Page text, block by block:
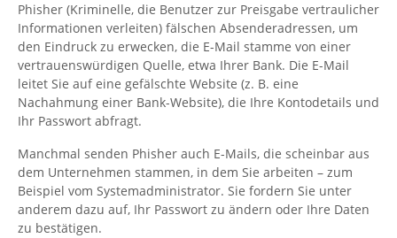
Phisher (Kriminelle, die Benutzer zur Preisgabe vertraulicher
Informationen verleiten) fälschen Absenderadressen, um
den Eindruck zu erwecken, die E-Mail stamme von einer
vertrauenswürdigen Quelle, etwa Ihrer Bank. Die E-Mail
leitet Sie auf eine gefälschte Website (z. B. eine
Nachahmung einer Bank-Website), die Ihre Kontodetails und
Ihr Passwort abfragt.
Manchmal senden Phisher auch E-Mails, die scheinbar aus
dem Unternehmen stammen, in dem Sie arbeiten – zum
Beispiel vom Systemadministrator. Sie fordern Sie unter
anderem dazu auf, Ihr Passwort zu ändern oder Ihre Daten
zu bestätigen.